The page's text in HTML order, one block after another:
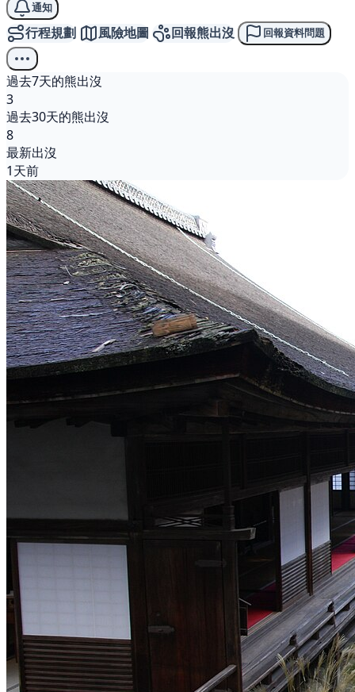
通知
行程規劃 風險地圖 回報熊出沒 回報資料問題
過去7天的熊出沒
3
過去30天的熊出沒
8
最新出沒
1天前